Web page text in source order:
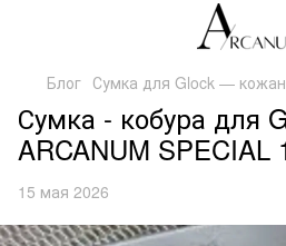
Блог Сумка для Glock —
Сумка - кобура для
ARCANUM SPECIAL
15 мая 2026